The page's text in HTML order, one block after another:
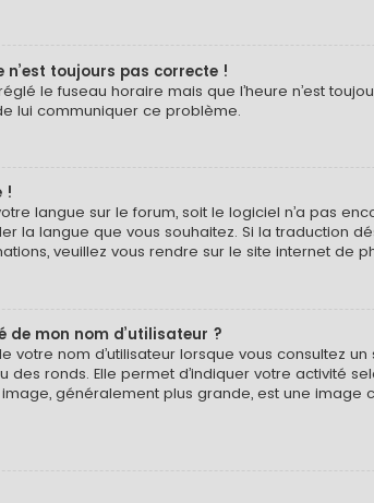
n’est toujours pas correcte !
le fuseau horaire mais que l’heure n’est
lui communiquer ce problème.
!
langue sur le forum, soit le logiciel n’a pas
la langue que vous souhaitez. Si la traduction
veuillez vous rendre sur le site internet de
de mon nom d’utilisateur ?
nom d’utilisateur lorsque vous consultez
ronds. Elle permet d’indiquer votre activité
généralement plus grande, est une